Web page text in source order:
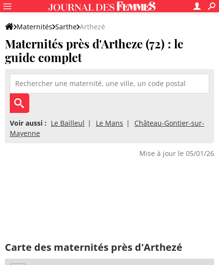
Maternités Sarthe Arthezé
Maternités près d'Artheze (72) : le
guide complet
Voir aussi : Le Bailleul Le Mans
Château-Gontier-sur-
Mayenne
Mise à jour le 05/01/26
Carte des maternités près d'Arthezé